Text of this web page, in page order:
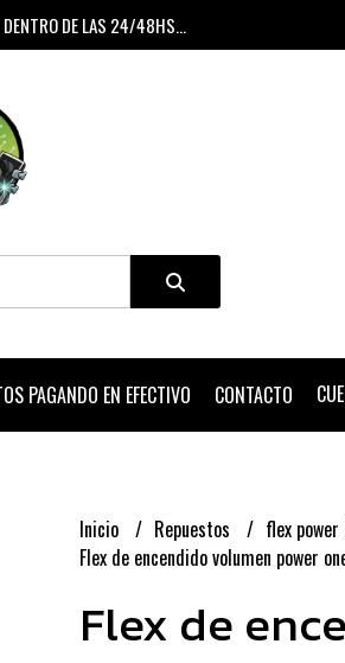
DENTRO DE LAS 24/48HS...
PAGANDO EN EFECTIVO CONTACTO
Inicio Repuestos
flex
Flex de encendido volumen power
Flex de